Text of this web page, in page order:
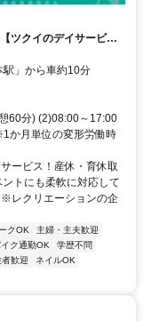
ツクイのデイサービス/
駅」から車約10分
60分) (2)08:00～17:00
か月単位の変形労働時
ービス！産休・育休取
トにも柔軟に対応して
レクリエーションの企
クOK
主婦・主夫歓迎
イク通勤OK
学歴不問
歓迎
ネイルOK